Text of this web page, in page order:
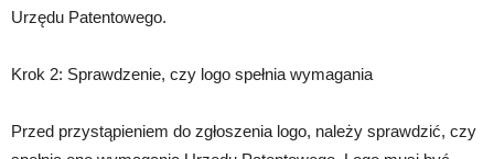
Urzędu Patentowego.
Krok 2: Sprawdzenie, czy logo spełnia wymagania
Przed przystąpieniem do zgłoszenia logo, należy sprawdzić, czy